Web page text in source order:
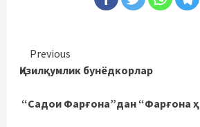
Continue
Reading
Previous
Қизилқумлик бунёдкорлар
“Садои Фарғона”дан “Фарғона